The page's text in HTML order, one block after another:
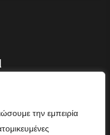
την εμπειρία